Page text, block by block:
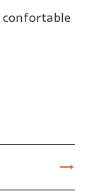
confortable
